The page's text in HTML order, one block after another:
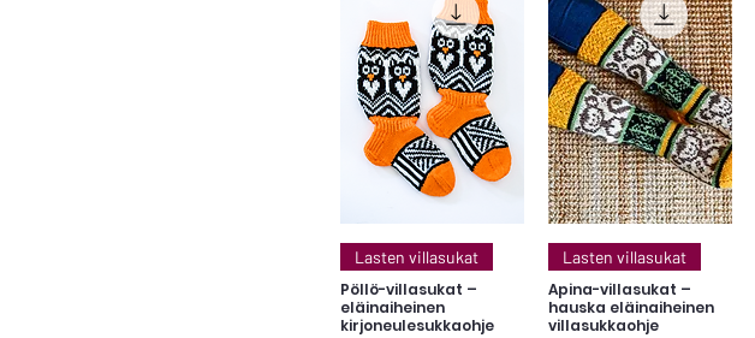
Pikakatselu
Lasten villasukat
Pöllö-villasukat –
eläinaiheinen
kirjoneulesukkaohje
Pikakatselu
Lasten villasukat
Apina-villasukat –
hauska eläinaiheinen
villasukkaohje